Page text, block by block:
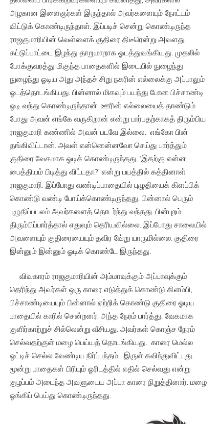
அழகான இளைஞர்கள் இருந்தால் அவர்களையும் நோட்டம்
விட்டுக் கொண்டிருந்தாள். இப்படிச் சென்று கொண்டிருந்த
ராஜகுமாரியின் வெள்ளைக் குதிரை திடீரென்று அவளது
கட்டுப்பாட்டை இழந்து தாறுமாறாக ஓடத்துவங்கியது. முதலில்
போக்குவரத்து மிகுந்த பாதைகளில் இடையில் நுழைந்து
நுழைந்து ஓடிய அது அந்தச் சிறு நகரின் எல்லைக்கு அப்பாலும்
ஓடத்தொடங்கியது. பின்னால் மிகவும் பயந்து போன பிச்சாண்டி
ஓடி வந்து கொண்டிருந்தான். ஊரின் எல்லையைத் தாண்டும்
போது அவன் எங்கே வருகிறான் என்று பார்பதற்காகத் திரும்பிய
ராஜகுமாரி கண்ணில் அவன் படவே இல்லை. எங்கோ பின்
தங்கிவிட்டான். அவள் என்னென்னவோ செய்து பார்த்தும்
குதிரை வேகமாக ஓடிக் கொண்டிருந்தது. ‘இதற்கு என்ன
பைத்தியம் பிடித்து விட்டதா?’ என்று பயத்தில் கத்தினாள்
ராஜகுமாரி. இப்போது வண்டிப்பாதையில் புழுதியைக் கிளப்பிக்
கொண்டு வண்டி போய்க்கொண்டிருந்தது. பின்னால் பெரும்
புழுதிப்படலம் அவர்களைத் தொடர்ந்து வந்தது. பின்புறம்
திரும்பிப்பார்த்தால் எதுவும் தெரியவில்லை. இப்போது சாலையில்
அவளையும் குதிரையையும் தவிர வே்று யாருமில்லை. குதிரை
இன்னும் இன்னும் ஓடிக் கொண்டே இருந்தது.
விவகாரம் ராஜகுமாரியின் அம்மாவுக்கும் அப்பாவுக்கும்
தெரிந்து அவர்கள் ஒரு காரை எடுத்துக் கொண்டு கிளம்பி,
பிச்சாண்டியையும் பின்னால் ஏற்றிக் கொண்டு குதிரை ஓடிய
பாதையில் காரில் சென்றனர். அந்த நேரம் பார்த்து, வேகமாக
குளிர்காற்றுச் சில்லென்று வீசியது. அவர்கள் கொஞ்ச நேரம்
செல்வதற்குள் மழை பெய்யத் தொடங்கியது. காரை மெல்ல
ஓட்டிச் செல்ல வேண்டிய நிர்ப்பந்தம். இருள் கவிந்துவிட்டது.
மூன்று பாதைகள் பிரியும் ஓரிடத்தில் எதில் செல்வது என்று
குழப்பம் அடைந்த அவளுடைய அப்பா காரை நிறுத்தினார். மழை
ஓங்கிப் பெய்து கொண்டிருந்தது.